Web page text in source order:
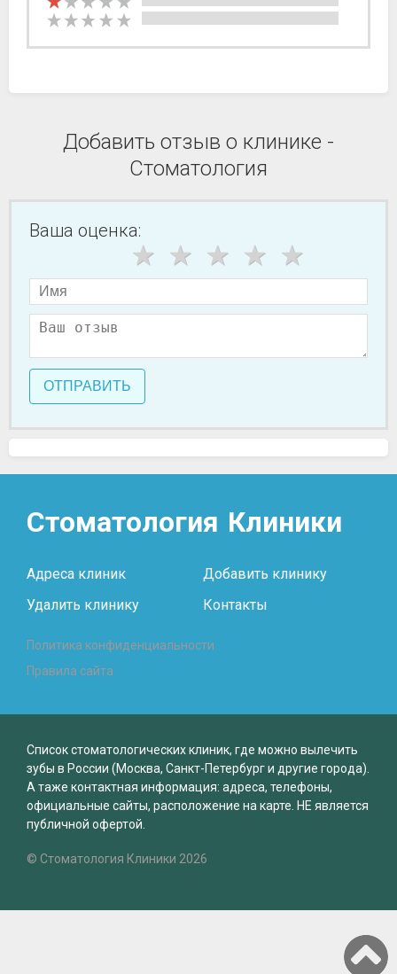
Добавить отзыв о клинике -
Стоматология
Ваша оценка:
ОТПРАВИТЬ
Стоматология Клиники
Адреса клиник
Добавить клинику
Удалить клинику
Контакты
Политика конфиденциальности
Правила сайта
Список стоматологических клиник, где можно вылечить
зубы в России (Москва, Санкт-Петербург и другие города).
А таже контактная информация: адреса, телефоны,
официальные сайты, расположение на карте. НЕ является
публичной офертой.
© Стоматология Клиники 2026